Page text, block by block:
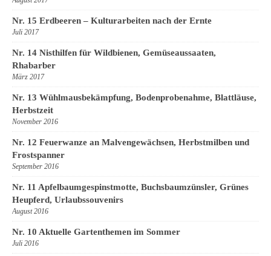
Nr. 15 Erdbeeren – Kulturarbeiten nach der Ernte
Juli 2017
Nr. 14 Nisthilfen für Wildbienen, Gemüseaussaaten,
Rhabarber
März 2017
Nr. 13 Wühlmausbekämpfung, Bodenprobenahme, Blattläuse,
Herbstzeit
November 2016
Nr. 12 Feuerwanze an Malvengewächsen, Herbstmilben und
Frostspanner
September 2016
Nr. 11 Apfelbaumgespinstmotte, Buchsbaumzünsler, Grünes
Heupferd, Urlaubssouvenirs
August 2016
Nr. 10 Aktuelle Gartenthemen im Sommer
Juli 2016